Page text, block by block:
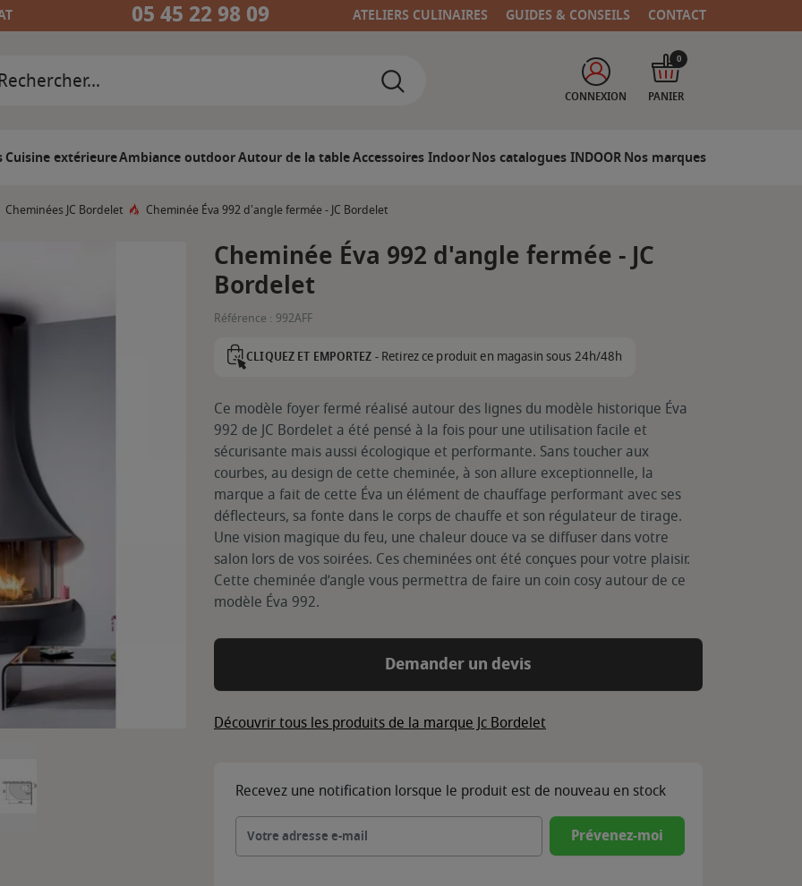
05 45 22 98 09 ATELIERS CULINAIRES GUIDES & CONSEILS CONTACT
CONNEXION PANIER
0
Cuisine extérieureAmbiance outdoorAutour de la tableAccessoires IndoorNos catalogues INDOORNos marques
Cheminées JC Bordelet Cheminée Éva 992 d'angle fermée - JC Bordelet
Cheminée Éva 992 d'angle fermée - JC
Bordelet
Référence : 992AFF
CLIQUEZ ET EMPORTEZ -Retirez ce produit en magasin sous 24h/48h
Ce modèle foyer fermé réalisé autour des lignes du modèle historique Éva
992 de JC Bordelet a été pensé à la fois pour une utilisation facile et
sécurisante mais aussi écologique et performante. Sans toucher aux
courbes, au design de cette cheminée, à son allure exceptionnelle, la
marque a fait de cette Éva un élément de chauffage performant avec ses
déflecteurs, sa fonte dans le corps de chauffe et son régulateur de tirage.
Une vision magique du feu, une chaleur douce va se diffuser dans votre
salon lors de vos soirées. Ces cheminées ont été conçues pour votre plaisir.
Cette cheminée d’angle vous permettra de faire un coin cosy autour de ce
modèle Éva 992.
Demander un devis
Découvrir tous les produits de la marque Jc Bordelet
Recevez une notification lorsque le produit est de nouveau en stock
Prévenez-moi